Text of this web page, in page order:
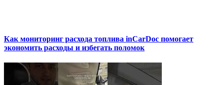
Как мониторинг расхода топлива inCarDoc помогает
экономить расходы и избегать поломок